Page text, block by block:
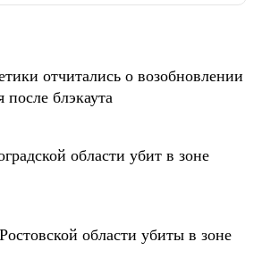
отчитались о возобновлении
после блэкаута
области убит в зоне
области убиты в зоне